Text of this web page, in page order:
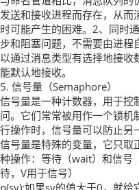
发送和接收进程而存在，从而
时可能产生的困难。2、同时
步和阻塞问题，不需要由进
以通过消息类型有选择地接收
能默认地接收。
5. 信号量（Semaphore）
信号量是一种计数器，用于控
问。它们常常被用作一个锁
行操作时，信号量可以防止另
信号量是特殊的变量，它只取
种操作：等待（wait）和信号
待，V用于信号）